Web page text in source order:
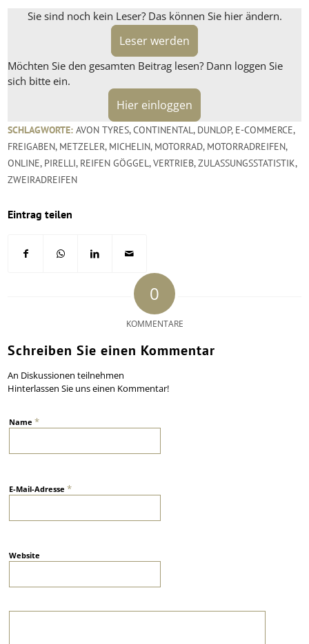
Sie sind noch kein Leser? Das können Sie hier ändern.
Leser werden
Möchten Sie den gesamten Beitrag lesen? Dann loggen Sie
sich bitte ein.
Hier einloggen
SCHLAGWORTE: AVON TYRES,CONTINENTAL, DUNLOP, E-COMMERCE,
FREIGABEN, METZELER, MICHELIN, MOTORRAD, MOTORRADREIFEN,
ONLINE, PIRELLI, REIFEN GÖGGEL,VERTRIEB,ZULASSUNGSSTATISTIK,
ZWEIRADREIFEN
Eintrag teilen
0
KOMMENTARE
Schreiben Sie einen Kommentar
An Diskussionen teilnehmen
Hinterlassen Sie uns einen Kommentar!
Name*
E-Mail-Adresse*
Website